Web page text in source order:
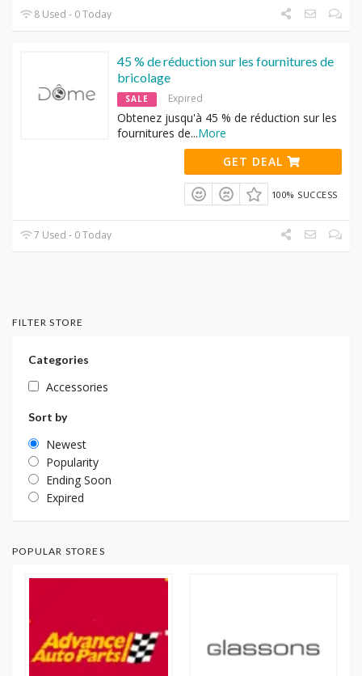
8 Used - 0 Today
45 % de réduction sur les fournitures de
bricolage
SALE Expired
Obtenez jusqu'à 45 % de réduction sur les
fournitures de...More
GET DEAL
100% SUCCESS
7 Used - 0 Today
FILTER STORE
Categories
Accessories
Sort by
Newest
Popularity
Ending Soon
Expired
POPULAR STORES